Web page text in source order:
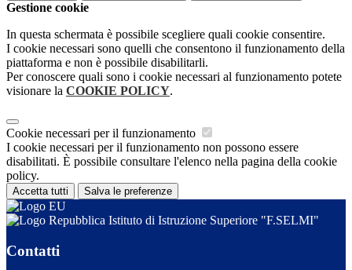
Gestione cookie
In questa schermata è possibile scegliere quali cookie consentire.
I cookie necessari sono quelli che consentono il funzionamento della
piattaforma e non è possibile disabilitarli.
Per conoscere quali sono i cookie necessari al funzionamento potete
visionare la COOKIE POLICY.
Cookie necessari per il funzionamento
I cookie necessari per il funzionamento non possono essere
disabilitati. È possibile consultare l'elenco nella pagina della cookie
policy.
Accetta tutti Salva le preferenze
Istituto di Istruzione Superiore "F.SELMI"
Contatti